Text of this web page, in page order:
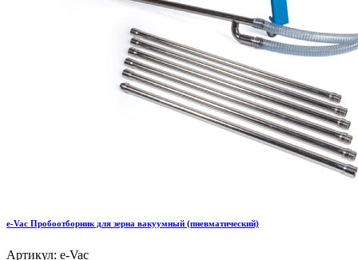
e-Vac Пробоотборник для зерна вакуумный (пневматический)
Артикул: e-Vac